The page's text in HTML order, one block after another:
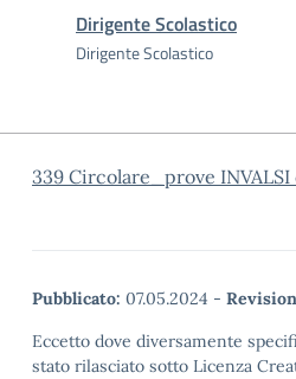
Dirigente Scolastico
Dirigente Scolastico
339 Circolare_prove INVALSI
Pubblicato: 07.05.2024 -
Eccetto dove diversamente
stato rilasciato sotto Licenza